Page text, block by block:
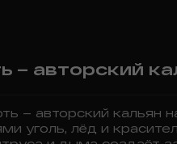
– авторский
– авторский кальян
уголь, лёд и